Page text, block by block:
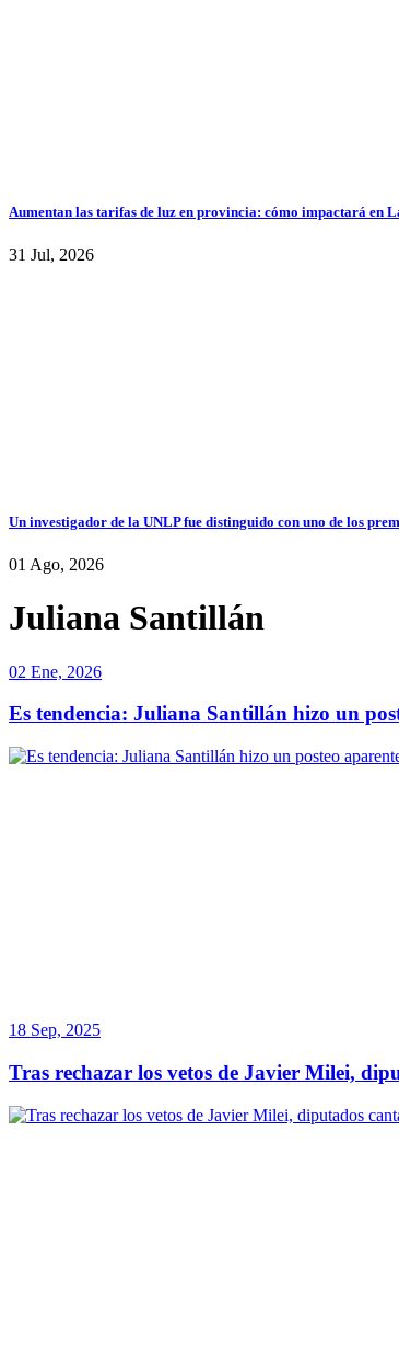
Aumentan las tarifas de luz en provincia: cómo impactará en
31 Jul, 2026
Un investigador de la UNLP fue distinguido con uno de los
01 Ago, 2026
Juliana Santillán
02 Ene, 2026
Es tendencia: Juliana Santillán hizo un
18 Sep, 2025
Tras rechazar los vetos de Javier Milei,